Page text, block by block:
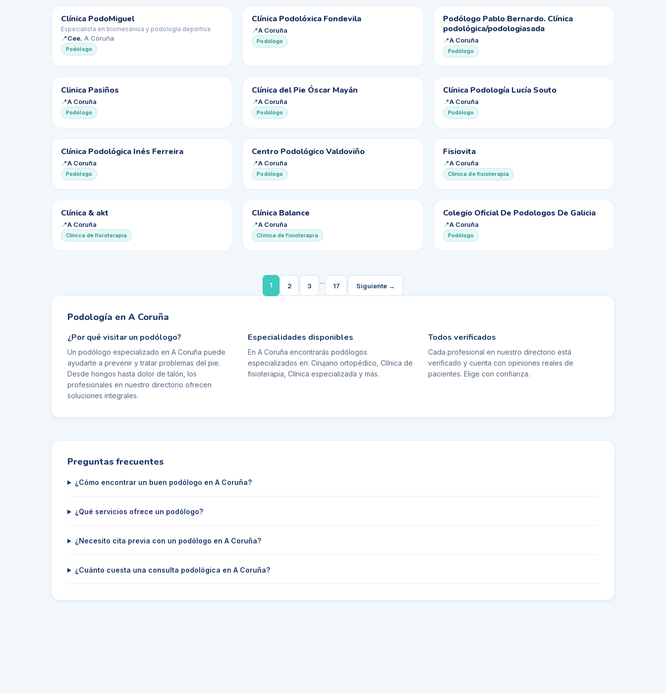
CP
Clínica PodoMiguel
Especialista en biomecánica y podología deportiva
📍Cee, A Coruña
Podólogo CP
Clínica Podolóxica Fondevila
📍A Coruña
Podólogo PP
Podólogo Pablo Bernardo. Clínica
podológica/podologiasada
📍A Coruña
Podólogo
CP
Clinica Pasiños
📍A Coruña
Podólogo CD
Clínica del Pie Óscar Mayán
📍A Coruña
Podólogo CP
Clínica Podología Lucía Souto
📍A Coruña
Podólogo
CP
Clínica Podológica Inés Ferreira
📍A Coruña
Podólogo CP
Centro Podológico Valdoviño
📍A Coruña
Podólogo F
Fisiovita
📍A Coruña
Clínica de fisioterapia
C&
Clínica & akt
📍A Coruña
Clínica de fisioterapia CB
Clínica Balance
📍A Coruña
Clínica de fisioterapia CO
Colegio Oficial De Podologos De Galicia
📍A Coruña
Podólogo
1 2 3 ... 17 Siguiente →
Podología en A Coruña
¿Por qué visitar un podólogo?
Un podólogo especializado en A Coruña puede
ayudarte a prevenir y tratar problemas del pie.
Desde hongos hasta dolor de talón, los
profesionales en nuestro directorio ofrecen
soluciones integrales.
Especialidades disponibles
En A Coruña encontrarás podólogos
especializados en: Cirujano ortopédico, Clínica de
fisioterapia, Clínica especializada y más.
Todos verificados
Cada profesional en nuestro directorio está
verificado y cuenta con opiniones reales de
pacientes. Elige con confianza.
Preguntas frecuentes
¿Cómo encontrar un buen podólogo en A Coruña?
¿Qué servicios ofrece un podólogo?
¿Necesito cita previa con un podólogo en A Coruña?
¿Cuánto cuesta una consulta podológica en A Coruña?